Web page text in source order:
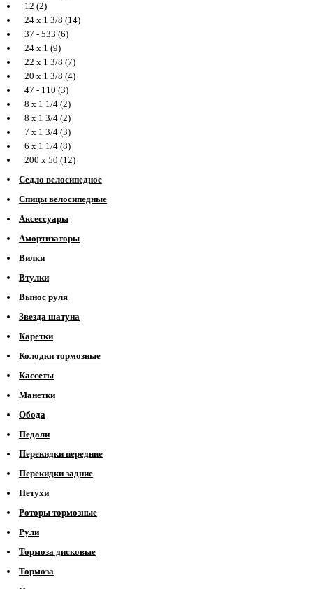
12 (2)
24 х 1 3/8 (14)
37 - 533 (6)
24 х 1 (9)
22 х 1 3/8 (7)
20 х 1 3/8 (4)
47 - 110 (3)
8 х 1 1/4 (2)
8 х 1 3/4 (2)
7 х 1 3/4 (3)
6 х 1 1/4 (8)
200 х 50 (12)
Седло велосипедное
Спицы велосипедные
Аксессуары
Амортизаторы
Вилки
Втулки
Вынос руля
Звезда шатуна
Каретки
Колодки тормозные
Кассеты
Манетки
Обода
Педали
Перекидки передние
Перекидки задние
Петухи
Роторы тормозные
Рули
Тормоза дисковые
Тормоза